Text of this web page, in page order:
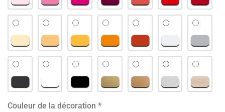
Couleur de la décoration *